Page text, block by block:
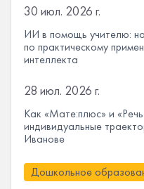
30 июл. 2026 г.
ИИ в помощь учителю:
по практическому
интеллекта
28 июл. 2026 г.
Как «Мате:плюс» и
индивидуальные
Иванове
Дошкольное